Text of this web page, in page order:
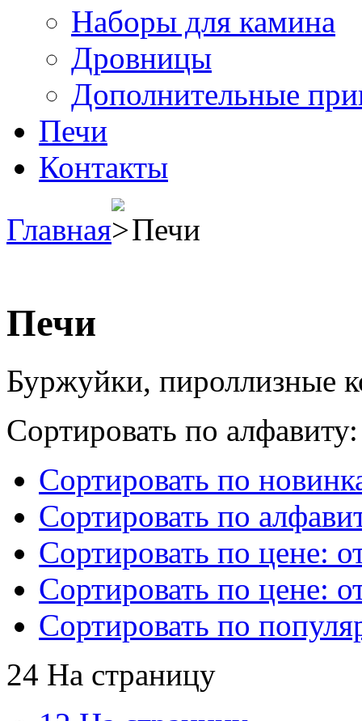
Наборы для камина
Дровницы
Дополнительные
Печи
Контакты
Главная
Печи
Печи
Буржуйки, пироллизные
Сортировать по
Сортировать по
Сортировать по
Сортировать по цене:
Сортировать по цене:
Сортировать по
24 На страницу